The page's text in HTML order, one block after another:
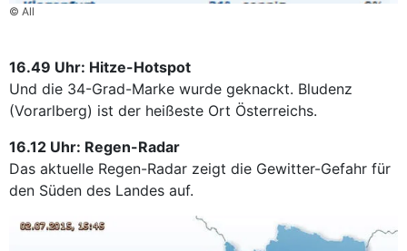
© All
16.49 Uhr: Hitze-Hotspot
Und die 34-Grad-Marke wurde geknackt. Bludenz
(Vorarlberg) ist der heißeste Ort Österreichs.
16.12 Uhr: Regen-Radar
Das aktuelle Regen-Radar zeigt die Gewitter-Gefahr für
den Süden des Landes auf.